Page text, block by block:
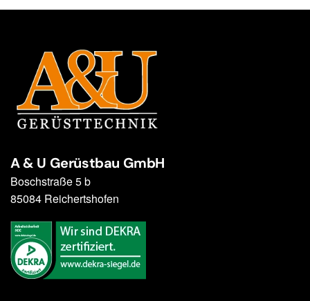
A & U Gerüstbau GmbH
Boschstraße 5 b
85084 Reichertshofen